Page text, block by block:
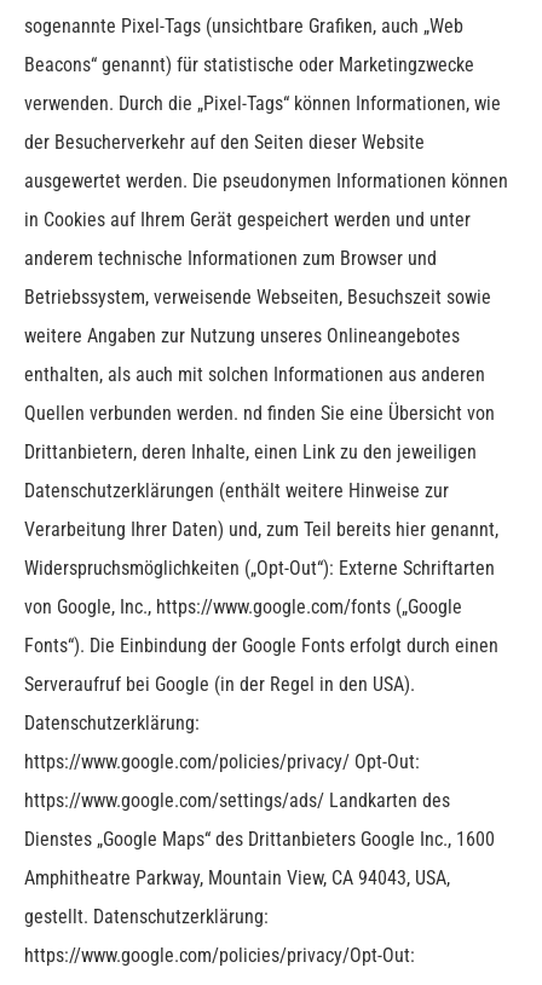
sogenannte Pixel-Tags (unsichtbare Grafiken, auch „Web
Beacons“ genannt) für statistische oder Marketingzwecke
verwenden. Durch die „Pixel-Tags“ können Informationen, wie
der Besucherverkehr auf den Seiten dieser Website
ausgewertet werden. Die pseudonymen Informationen können
in Cookies auf Ihrem Gerät gespeichert werden und unter
anderem technische Informationen zum Browser und
Betriebssystem, verweisende Webseiten, Besuchszeit sowie
weitere Angaben zur Nutzung unseres Onlineangebotes
enthalten, als auch mit solchen Informationen aus anderen
Quellen verbunden werden. nd finden Sie eine Übersicht von
Drittanbietern, deren Inhalte, einen Link zu den jeweiligen
Datenschutzerklärungen (enthält weitere Hinweise zur
Verarbeitung Ihrer Daten) und, zum Teil bereits hier genannt,
Widerspruchsmöglichkeiten („Opt-Out“): Externe Schriftarten
von Google, Inc., https://www.google.com/fonts („Google
Fonts“). Die Einbindung der Google Fonts erfolgt durch einen
Serveraufruf bei Google (in der Regel in den USA).
Datenschutzerklärung:
https://www.google.com/policies/privacy/ Opt-Out:
https://www.google.com/settings/ads/ Landkarten des
Dienstes „Google Maps“ des Drittanbieters Google Inc., 1600
Amphitheatre Parkway, Mountain View, CA 94043, USA,
gestellt. Datenschutzerklärung:
https://www.google.com/policies/privacy/Opt-Out: